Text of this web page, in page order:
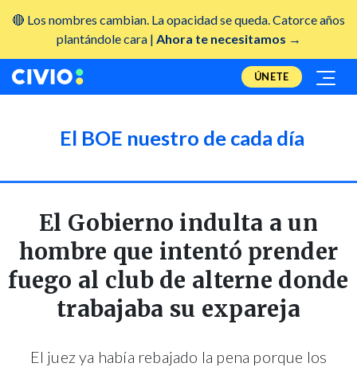
🔴 Los nombres cambian. La opacidad se queda. Catorce años
plantándole cara | Ahora te necesitamos →
ÚNETE
El BOE nuestro de cada día
El Gobierno indulta a un
hombre que intentó prender
fuego al club de alterne donde
trabajaba su expareja
El juez ya había rebajado la pena porque los